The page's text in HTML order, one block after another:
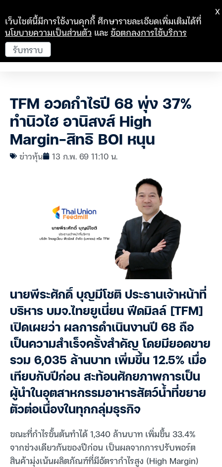
TFM อวดกำไรปี 68 พุ่ง 37%
ทำนิวไฮ อานิสงส์ High
Margin-สิทธิ BOI หนุน
ข่าวหุ้น 13 ก.พ. 69 11:10 น.
นายพีระศักดิ์ บุญมีโชติ ประธานเจ้าหน้าที่
บริหาร บมจ.ไทยยูเนี่ยน ฟีดมิลล์ [TFM]
เปิดเผยว่า ผลการดำเนินงานปี 68 ถือ
เป็นความสำเร็จครั้งสำคัญ โดยมียอดขาย
รวม 6,035 ล้านบาท เพิ่มขึ้น 12.5% เมื่อ
เทียบกับปีก่อน สะท้อนศักยภาพการเป็น
ผู้นำในอุตสาหกรรมอาหารสัตว์น้ำที่ขยาย
ตัวต่อเนื่องในทุกกลุ่มธุรกิจ
ขณะที่กำไรขั้นต้นทำได้ 1,340 ล้านบาท เพิ่มขึ้น 33.4%
จากช่วงเดียวกันของปีก่อน เป็นผลจากการปรับพอร์ต
สินค้ามุ่งเน้นผลิตภัณฑ์ที่มีอัตรากำไรสูง (High Margin)
เว็บไซต์นี้มีการใช้งานคุกกี้ ศึกษารายละเอียดเพิ่มเติมได้ที่
นโยบายความเป็นส่วนตัว และข้อตกลงการใช้บริการ
รับทราบ
X